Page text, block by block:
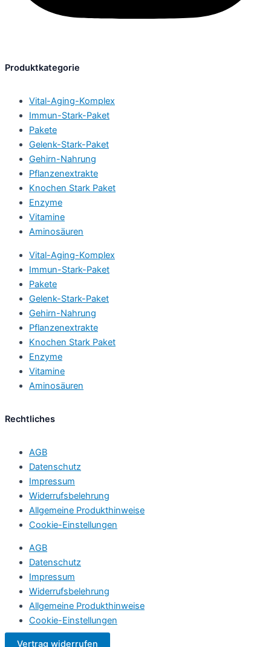
Produktkategorie
Vital-Aging-Komplex
Immun-Stark-Paket
Pakete
Gelenk-Stark-Paket
Gehirn-Nahrung
Pflanzenextrakte
Knochen Stark Paket
Enzyme
Vitamine
Aminosäuren
Vital-Aging-Komplex
Immun-Stark-Paket
Pakete
Gelenk-Stark-Paket
Gehirn-Nahrung
Pflanzenextrakte
Knochen Stark Paket
Enzyme
Vitamine
Aminosäuren
Rechtliches
AGB
Datenschutz
Impressum
Widerrufsbelehrung
Allgemeine Produkthinweise
Cookie-Einstellungen
AGB
Datenschutz
Impressum
Widerrufsbelehrung
Allgemeine Produkthinweise
Cookie-Einstellungen
Vertrag widerrufen